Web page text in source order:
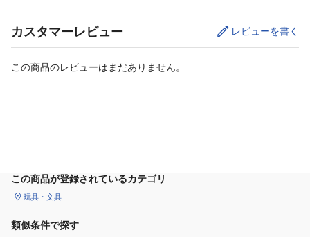
カスタマーレビュー レビューを書く
この商品のレビューはまだありません。
この商品が登録されているカテゴリ
玩具・文具
類似条件で探す